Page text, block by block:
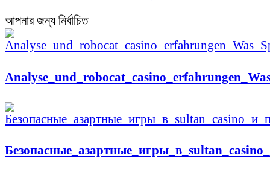
আপনার জন্য নির্বাচিত